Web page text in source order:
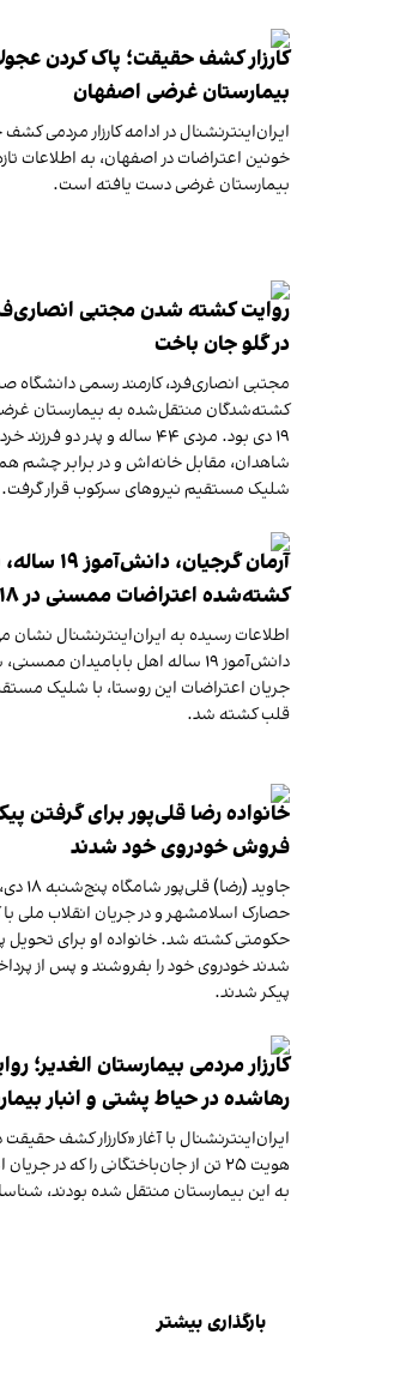
کارزار کشف حقیقت؛ پاک کردن
بیمارستان غرضی اصفهان
ایران‌اینترنشنال در ادامه کارزار مردمی
خونین اعتراضات در اصفهان، به اطلاعات
بیمارستان غرضی دست یافته است.
روایت کشته شدن مجتبی
در گلو جان باخت
مجتبی انصاری‌فرد، کارمند رسمی دانشگاه
کشته‌شدگان منتقل‌شده به بیمارستان
۱۹ دی بود. مردی ۴۴ ساله و پدر دو
شاهدان، مقابل خانه‌اش و در برابر چشم
شلیک مستقیم نیروهای سرکوب قرار گرفت.
آرمان گرجیان،
کشته‌شده اعتراضات ممسنی در ۱۸ دی
اطلاعات رسیده به ایران‌اینترنشنال نشان
جریان اعتراضات این روستا، با شلیک
قلب کشته شد.
خانواده رضا قلی‌پور برای گرفتن
فروش خودروی خود شدند
حصارک اسلامشهر و در جریان انقلاب ملی
حکومتی کشته شد. خانواده او برای تحویل
شدند خودروی خود را بفروشند و پس از
پیکر شدند.
کارزار مردمی بیمارستان الغدیر؛
رهاشده در حیاط پشتی و انبار
ایران‌اینترنشنال با آغاز «کارزار کشف حقیقت
به این بیمارستان منتقل شده بودند،
بارگذاری بیشتر